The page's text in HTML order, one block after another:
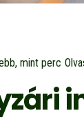
mintperc